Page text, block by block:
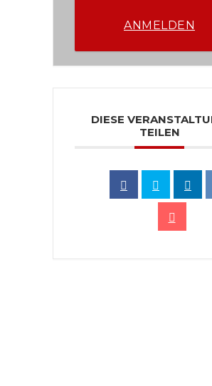
ANMELDEN
DIESE
TEILEN